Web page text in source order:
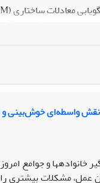
خوزستان با روش
ساختاری
حاصل گردید.
روان­رنجوری به
واسطه هوش فرهنگی
به منظور طراحی و
راستا برگزاری
نقش واسطه‌ای خوش‌بینی و
خانواده­ها و جوامع
عمل، مشکلات بیشتری